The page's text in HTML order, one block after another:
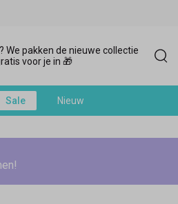
We pakken de nieuwe collectie
voor je in 🎁
Sale Nieuw